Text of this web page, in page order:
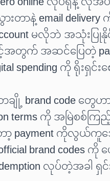
ားတာနဲ့ email delivery
မလိုဘဲ အသုံးပြု
င့်အတွက် အဆင်ပြေတဲ့
spending ကို ရိုးရှင်
ချို့ brand code တွေဟ
terms ကို အမြဲစစ်ကြ
ာ့ payment ကိုလွယ်ကူ
brand codes ကို
လုပ်တဲ့အခါ ရှ